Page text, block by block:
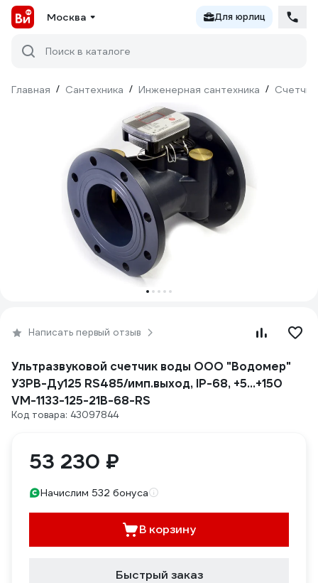
Москва Для юрлиц
Поиск в каталоге
Главная / Сантехника / Инженерная сантехника /
Написать первый отзыв
Ультразвуковой счетчик воды ООО "Водомер"
УЗРВ-Ду125 RS485/имп.выход, IP-68, +5...+150
VM-1133-125-21B-68-RS
Код товара: 43097844
53 230 ₽
Начислим 532 бонуса
В корзину
Быстрый заказ